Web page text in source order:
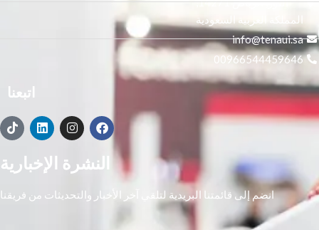
المملكة العربية السعودية
info@tenaui.sa
00966544459646
اتبعنا
النشرة الإخبارية
انضم إلى قائمتنا البريدية لتلقي آخر الأخبار والتحديثات من فريقنا